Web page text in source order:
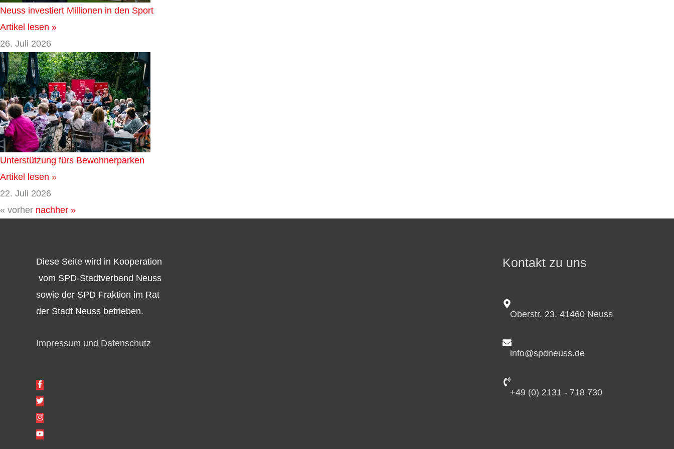
Neuss investiert Millionen in den Sport
Artikel lesen »
26. Juli 2026
Unterstützung fürs Bewohnerparken
Artikel lesen »
22. Juli 2026
« vorher nachher »
Diese Seite wird in Kooperation
vom SPD-Stadtverband Neuss
sowie der SPD Fraktion im Rat
der Stadt Neuss betrieben.
Impressum und Datenschutz
Kontakt zu uns
Oberstr. 23, 41460 Neuss
info@spdneuss.de
+49 (0) 2131 - 718 730